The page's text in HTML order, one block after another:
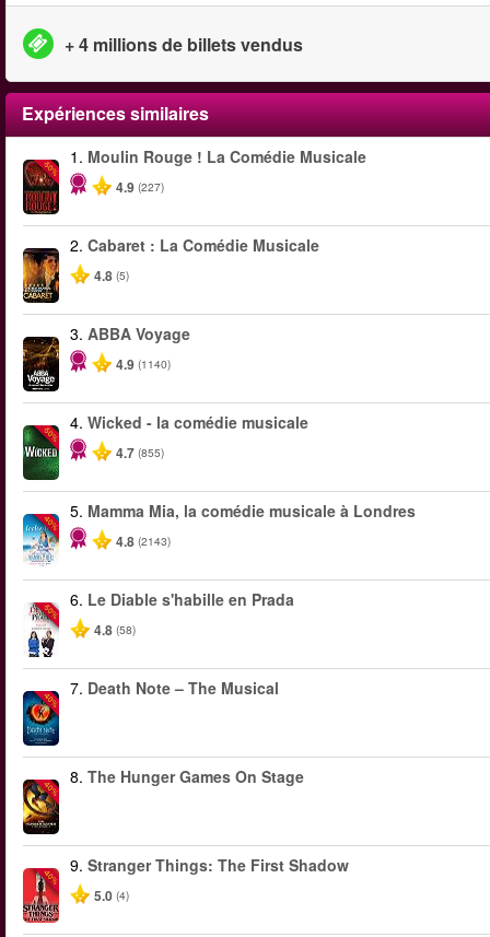
+ 4 millions de billets vendus
Expériences similaires
-50%
1. Moulin Rouge ! La Comédie Musicale
4.9 (227)
2. Cabaret : La Comédie Musicale
4.8 (5)
3. ABBA Voyage
4.9 (1140)
-50%
4. Wicked - la comédie musicale
4.7 (855)
-40%
5. Mamma Mia, la comédie musicale à Londres
4.8 (2143)
-50%
6. Le Diable s'habille en Prada
4.8 (58)
-40%
7. Death Note – The Musical
-40%
8. The Hunger Games On Stage
-40%
9. Stranger Things: The First Shadow
5.0 (4)